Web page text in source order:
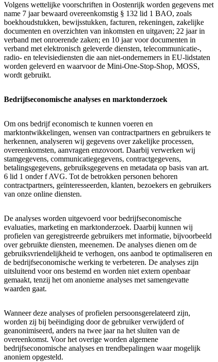
Volgens wettelijke voorschriften in Oostenrijk worden gegevens met
name 7 jaar bewaard overeenkomstig § 132 lid 1 BAO, zoals
boekhoudstukken, bewijsstukken, facturen, rekeningen, zakelijke
documenten en overzichten van inkomsten en uitgaven; 22 jaar in
verband met onroerende zaken; en 10 jaar voor documenten in
verband met elektronisch geleverde diensten, telecommunicatie-,
radio- en televisiediensten die aan niet-ondernemers in EU-lidstaten
worden geleverd en waarvoor de Mini-One-Stop-Shop, MOSS,
wordt gebruikt.
Bedrijfseconomische analyses en marktonderzoek
Om ons bedrijf economisch te kunnen voeren en
marktontwikkelingen, wensen van contractpartners en gebruikers te
herkennen, analyseren wij gegevens over zakelijke processen,
overeenkomsten, aanvragen enzovoort. Daarbij verwerken wij
stamgegevens, communicatiegegevens, contractgegevens,
betalingsgegevens, gebruiksgegevens en metadata op basis van art.
6 lid 1 onder f AVG. Tot de betrokken personen behoren
contractpartners, geïnteresseerden, klanten, bezoekers en gebruikers
van onze online diensten.
De analyses worden uitgevoerd voor bedrijfseconomische
evaluaties, marketing en marktonderzoek. Daarbij kunnen wij
profielen van geregistreerde gebruikers met informatie, bijvoorbeeld
over gebruikte diensten, meenemen. De analyses dienen om de
gebruiksvriendelijkheid te verhogen, ons aanbod te optimaliseren en
de bedrijfseconomische werking te verbeteren. De analyses zijn
uitsluitend voor ons bestemd en worden niet extern openbaar
gemaakt, tenzij het om anonieme analyses met samengevatte
waarden gaat.
Wanneer deze analyses of profielen persoonsgerelateerd zijn,
worden zij bij beëindiging door de gebruiker verwijderd of
geanonimiseerd, anders na twee jaar na het sluiten van de
overeenkomst. Voor het overige worden algemene
bedrijfseconomische analyses en trendbepalingen waar mogelijk
anoniem opgesteld.